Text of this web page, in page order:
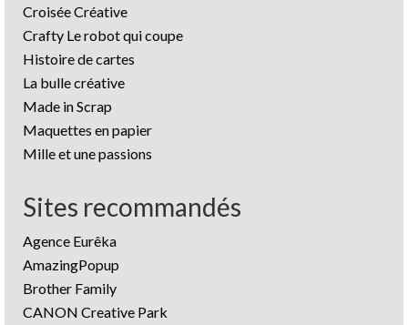
Croisée Créative
Crafty Le robot qui coupe
Histoire de cartes
La bulle créative
Made in Scrap
Maquettes en papier
Mille et une passions
Sites recommandés
Agence Eurêka
AmazingPopup
Brother Family
CANON Creative Park